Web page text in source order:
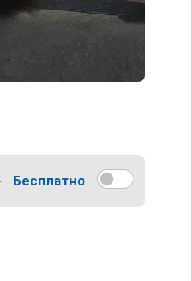
Бесплатно